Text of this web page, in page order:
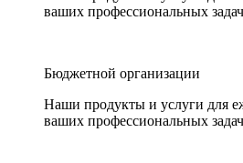
ваших профессиональных
Бюджетной организации
Наши продукты и услуги для
ваших профессиональных